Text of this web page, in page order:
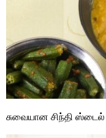
சுவையான சிந்தி ஸ்டைல்